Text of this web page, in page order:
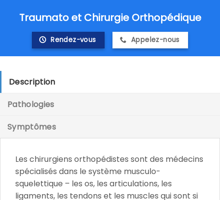
Traumato et Chirurgie Orthopédique
Rendez-vous Appelez-nous
Description
Pathologies
Symptômes
Les chirurgiens orthopédistes sont des médecins
spécialisés dans le système musculo-
squelettique – les os, les articulations, les
ligaments, les tendons et les muscles qui sont si